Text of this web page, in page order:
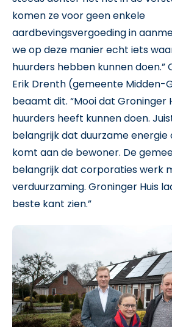
komen ze voor geen enkele
aardbevingsvergoeding in
we op deze manier echt iets
huurders hebben kunnen doen.”
Erik Drenth (gemeente Midden-
beaamt dit. “Mooi dat Groninger
huurders heeft kunnen doen.
belangrijk dat duurzame
komt aan de bewoner. De
belangrijk dat corporaties werk
verduurzaming. Groninger Huis
beste kant zien.”